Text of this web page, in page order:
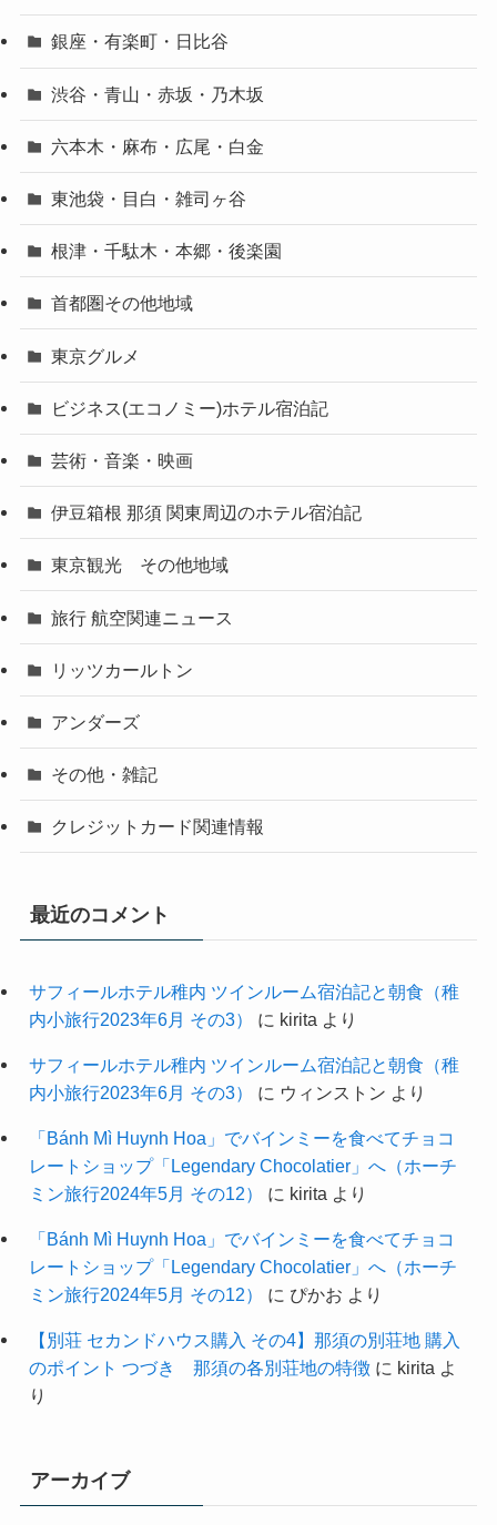
銀座・有楽町・日比谷
渋谷・青山・赤坂・乃木坂
六本木・麻布・広尾・白金
東池袋・目白・雑司ヶ谷
根津・千駄木・本郷・後楽園
首都圏その他地域
東京グルメ
ビジネス(エコノミー)ホテル宿泊記
芸術・音楽・映画
伊豆箱根 那須 関東周辺のホテル宿泊記
東京観光 その他地域
旅行 航空関連ニュース
リッツカールトン
アンダーズ
その他・雑記
クレジットカード関連情報
最近のコメント
サフィールホテル稚内 ツインルーム宿泊記と朝食（稚
内小旅行2023年6月 その3）
に kirita より
サフィールホテル稚内 ツインルーム宿泊記と朝食（稚
内小旅行2023年6月 その3）
に ウィンストン より
「Bánh Mì Huynh Hoa」でバインミーを食べてチョコ
レートショップ「Legendary Chocolatier」へ（ホーチ
ミン旅行2024年5月 その12）
に kirita より
「Bánh Mì Huynh Hoa」でバインミーを食べてチョコ
レートショップ「Legendary Chocolatier」へ（ホーチ
ミン旅行2024年5月 その12）
に ぴかお より
【別荘 セカンドハウス購入 その4】那須の別荘地 購入
のポイント つづき 那須の各別荘地の特徴に kirita よ
り
アーカイブ